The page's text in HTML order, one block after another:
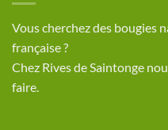
​Vous cherchez des bougies
française ?
Chez Rives de Saintonge
faire.